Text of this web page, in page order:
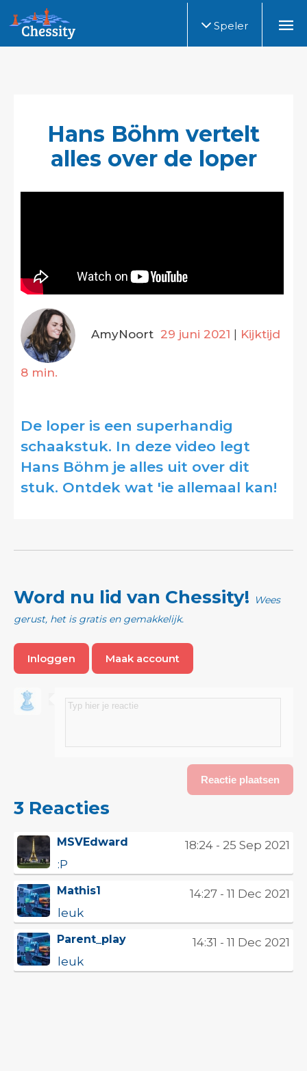
Speler
Hans Böhm vertelt
alles over de loper
AmyNoort 29 juni 2021 Kijktijd
8 min.
De loper is een superhandig
schaakstuk. In deze video legt
Hans Böhm je alles uit over dit
stuk. Ontdek wat 'ie allemaal kan!
Word nu lid van Chessity!
Wees
gerust, het is gratis en gemakkelijk.
Inloggen Maak account
3 Reacties
MSVEdward
18:24 - 25 Sep 2021
:P
Mathis1
14:27 - 11 Dec 2021
leuk
Parent_play
14:31 - 11 Dec 2021
leuk